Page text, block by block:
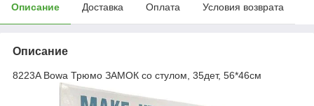
Описание Доставка Оплата Условия возврата
Описание
8223A Bowa Трюмо ЗАМОК со стулом, 35дет, 56*46см